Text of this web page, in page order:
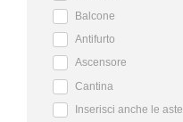
Balcone
Antifurto
Ascensore
Cantina
Inserisci anche le aste